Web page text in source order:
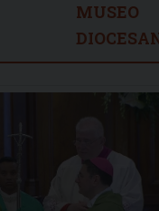
MUSEO